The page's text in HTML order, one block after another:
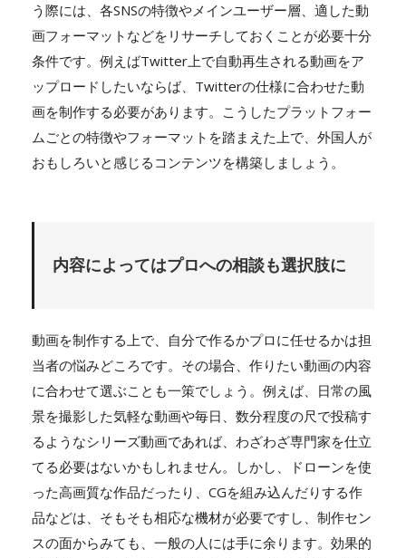
う際には、各SNSの特徴やメインユーザー層、適した動
画フォーマットなどをリサーチしておくことが必要十分
条件です。例えばTwitter上で自動再生される動画をア
ップロードしたいならば、Twitterの仕様に合わせた動
画を制作する必要があります。こうしたプラットフォー
ムごとの特徴やフォーマットを踏まえた上で、外国人が
おもしろいと感じるコンテンツを構築しましょう。
内容によってはプロへの相談も選択肢に
動画を制作する上で、自分で作るかプロに任せるかは担
当者の悩みどころです。その場合、作りたい動画の内容
に合わせて選ぶことも一策でしょう。例えば、日常の風
景を撮影した気軽な動画や毎日、数分程度の尺で投稿す
るようなシリーズ動画であれば、わざわざ専門家を仕立
てる必要はないかもしれません。しかし、ドローンを使
った高画質な作品だったり、CGを組み込んだりする作
品などは、そもそも相応な機材が必要ですし、制作セン
スの面からみても、一般の人には手に余ります。効果的